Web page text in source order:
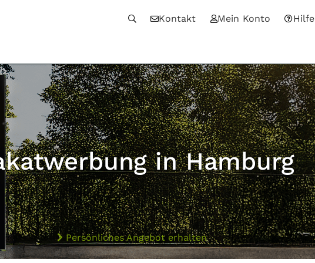
Kontakt Mein Konto Hilfe
in Hamburg
Persönliches Angebot erhalten